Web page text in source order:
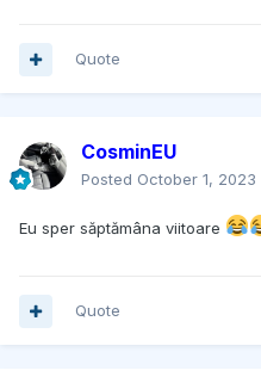
Quote
CosminEU
Posted October 1, 2023
Eu sper săptămâna viitoare
Quote